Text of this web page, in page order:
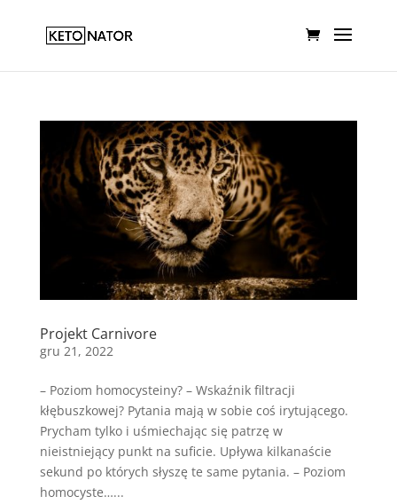
Projekt Carnivore
gru 21, 2022
– Poziom homocysteiny? – Wskaźnik filtracji
kłębuszkowej? Pytania mają w sobie coś irytującego.
Prycham tylko i uśmiechając się patrzę w
nieistniejący punkt na suficie. Upływa kilkanaście
sekund po których słyszę te same pytania. – Poziom
homocyste…...